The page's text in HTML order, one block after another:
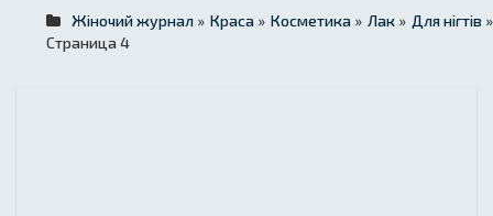
Жіночий журнал » Краса » Косметика » Лак » Для нігтів »
Страница 4